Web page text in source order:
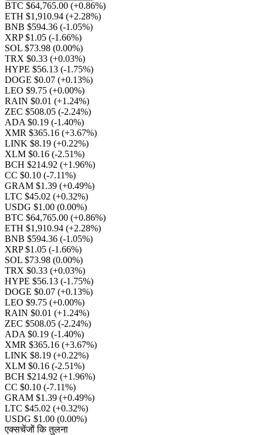
BTC $64,765.00 (+0.86%)
ETH $1,910.94 (+2.28%)
BNB $594.36 (-1.05%)
XRP $1.05 (-1.66%)
SOL $73.98 (0.00%)
TRX $0.33 (+0.03%)
HYPE $56.13 (-1.75%)
DOGE $0.07 (+0.13%)
LEO $9.75 (+0.00%)
RAIN $0.01 (+1.24%)
ZEC $508.05 (-2.24%)
ADA $0.19 (-1.40%)
XMR $365.16 (+3.67%)
LINK $8.19 (+0.22%)
XLM $0.16 (-2.51%)
BCH $214.92 (+1.96%)
CC $0.10 (-7.11%)
GRAM $1.39 (+0.49%)
LTC $45.02 (+0.32%)
USDG $1.00 (0.00%)
BTC $64,765.00 (+0.86%)
ETH $1,910.94 (+2.28%)
BNB $594.36 (-1.05%)
XRP $1.05 (-1.66%)
SOL $73.98 (0.00%)
TRX $0.33 (+0.03%)
HYPE $56.13 (-1.75%)
DOGE $0.07 (+0.13%)
LEO $9.75 (+0.00%)
RAIN $0.01 (+1.24%)
ZEC $508.05 (-2.24%)
ADA $0.19 (-1.40%)
XMR $365.16 (+3.67%)
LINK $8.19 (+0.22%)
XLM $0.16 (-2.51%)
BCH $214.92 (+1.96%)
CC $0.10 (-7.11%)
GRAM $1.39 (+0.49%)
LTC $45.02 (+0.32%)
USDG $1.00 (0.00%)
एक्सचेंजों कि तुलना